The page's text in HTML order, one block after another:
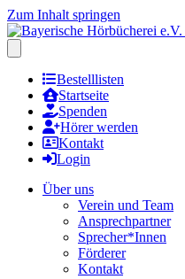
Zum Inhalt springen
Bestelllisten
Startseite
Spenden
Hörer werden
Kontakt
Login
Über uns
Verein und Team
Ansprechpartner
Sprecher*Innen
Förderer
Kontakt